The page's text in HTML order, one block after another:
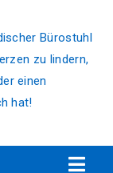
Bürostuhl
zu lindern,
einen
hat!